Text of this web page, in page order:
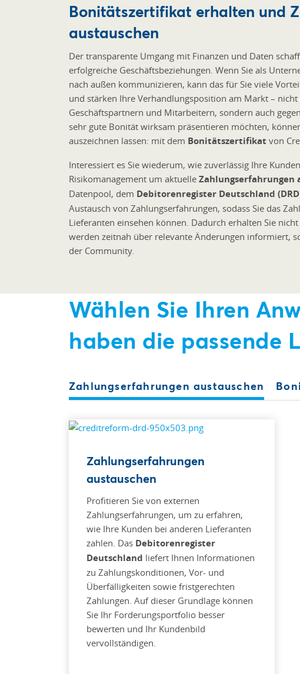
Bonitätszertifikat erhalten und
austauschen
Der transparente Umgang mit Finanzen und Daten
erfolgreiche Geschäftsbeziehungen. Wenn Sie als
nach außen kommunizieren, kann das für Sie viele
und stärken Ihre Verhandlungsposition am Markt –
Geschäftspartnern und Mitarbeitern, sondern auch
sehr gute Bonität wirksam präsentieren möchten,
auszeichnen lassen: mit dem Bonitätszertifikat von
Interessiert es Sie wiederum, wie zuverlässig Ihre
Risikomanagement um aktuelle Zahlungserfahrungen
Datenpool, dem Debitorenregister Deutschland
Austausch von Zahlungserfahrungen, sodass Sie das
Lieferanten einsehen können. Dadurch erhalten Sie
werden zeitnah über relevante Änderungen informiert,
der Community.
Wählen Sie Ihren
haben die passende
Zahlungserfahrungen austauschen
Zahlungserfahrungen
austauschen
Profitieren Sie von externen
Zahlungserfahrungen, um zu erfahren,
wie Ihre Kunden bei anderen Lieferanten
zahlen. Das Debitorenregister
Deutschland liefert Ihnen Informationen
zu Zahlungskonditionen, Vor- und
Überfälligkeiten sowie fristgerechten
Zahlungen. Auf dieser Grundlage können
Sie Ihr Forderungsportfolio besser
bewerten und Ihr Kundenbild
vervollständigen.